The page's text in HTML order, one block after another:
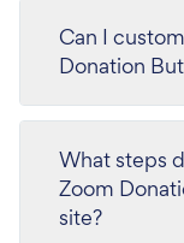
Can I
Donation
What steps
Zoom
site?